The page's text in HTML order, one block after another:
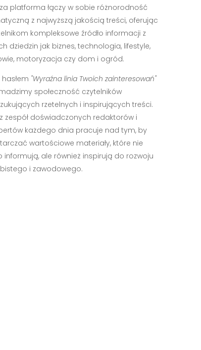
platforma łączy w sobie różnorodność
z najwyższą jakością treści, oferując
kompleksowe źródło informacji z
dziedzin jak biznes, technologia, lifestyle,
motoryzacja czy dom i ogród.
hasłem "Wyraźna linia Twoich zainteresowań"
społeczność czytelników
rzetelnych i inspirujących treści.
zespół doświadczonych redaktorów i
każdego dnia pracuje nad tym, by
wartościowe materiały, które nie
informują, ale również inspirują do rozwoju
i zawodowego.